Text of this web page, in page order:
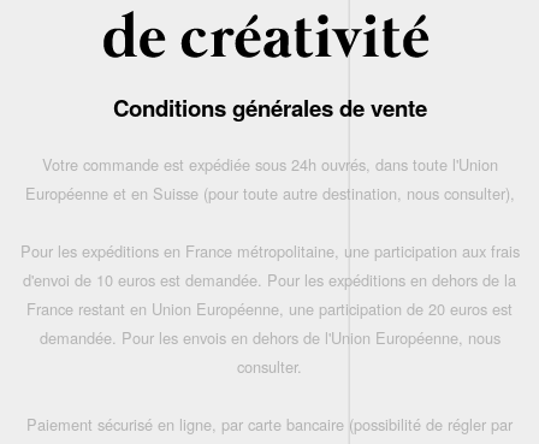
Conditions générales de vente
Votre commande est expédiée sous 24h ouvrés, dans toute l'Union
Européenne et en Suisse (pour toute autre destination, nous consulter),
Pour les expéditions en France métropolitaine, une participation aux frais
d'envoi de 10 euros est demandée. Pour les expéditions en dehors de la
France restant en Union Européenne, une participation de 20 euros est
demandée. Pour les envois en dehors de l'Union Européenne, nous
consulter.
Paiement sécurisé en ligne, par carte bancaire (possibilité de régler par